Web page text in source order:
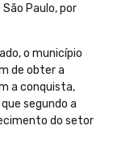
Paulo, por
o município
de obter a
a conquista,
segundo a
do setor